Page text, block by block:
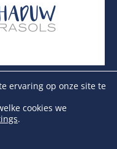
Alle Rechten
ervaring op onze site te
cookies we
.